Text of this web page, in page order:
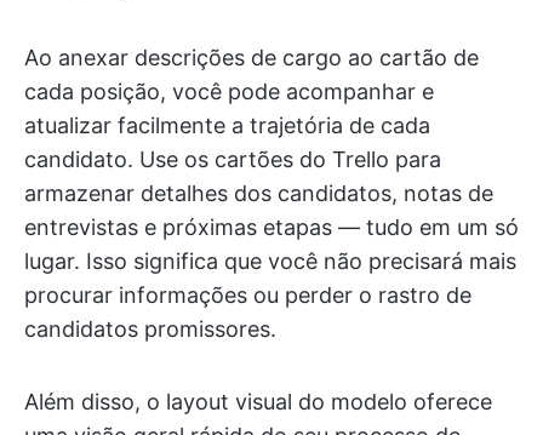
Ao anexar descrições de cargo ao cartão de
cada posição, você pode acompanhar e
atualizar facilmente a trajetória de cada
candidato. Use os cartões do Trello para
armazenar detalhes dos candidatos, notas de
entrevistas e próximas etapas — tudo em um só
lugar. Isso significa que você não precisará mais
procurar informações ou perder o rastro de
candidatos promissores.
Além disso, o layout visual do modelo oferece